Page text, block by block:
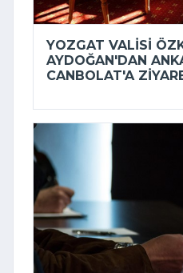
YOZGAT VALISI
AYDOĞAN'DAN
CANBOLAT'A